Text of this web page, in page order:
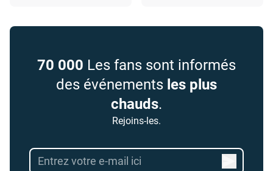
70 000 Les fans sont informés
des événements les plus
chauds.
Rejoins-les.